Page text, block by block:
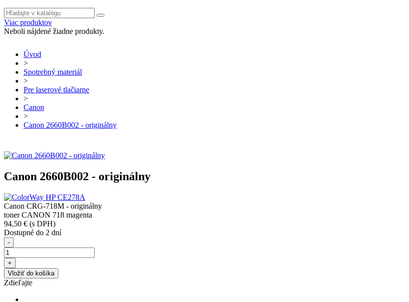
Viac produktov
Neboli nájdené žiadne produkty.
Úvod
>
Spotrebný materiál
>
Pre laserové tlačiarne
>
Canon
>
Canon 2660B002 - originálny
Canon 2660B002 - originálny
Canon CRG-718M - originálny
toner CANON 718 magenta
94,50 € (s DPH)
Dostupné do 2 dní
-
+
Vložiť do košíka
Zdieľajte